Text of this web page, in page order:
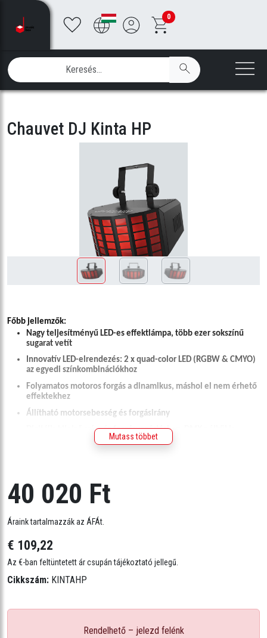
0
Chauvet DJ Kinta HP
Főbb jellemzők:
Nagy teljesítményű LED-es effektlámpa, több ezer sokszínű
sugarat vetít
Innovatív LED-elrendezés: 2 x quad-color LED (RGBW & CMYO)
az egyedi színkombinációkhoz
Folyamatos motoros forgás a dinamikus, máshol el nem érhető
effektekhez
Állítható motorsebesség és forgásirány
Digitális kijelző szín- és forgásvezérléshez, DMX nélkül is
Automata és hangvezérelt programok, master/slave vagy DMX
CHS-40 VIP táskával kompatibilis
DMX csatornák: 3 vagy 12
Fényforrás: 2 db LED (RGBW & CMYO), 10 W, 50 000 óra
élettartam
Strobe frekvencia: 0–20 Hz
Bemeneti feszültség: 100–240 VAC, 50/60 Hz (auto-ranging)
Mutass többet
40 020 Ft
Áraink tartalmazzák az ÁFÁt.
€ 109,22
Az €-ban feltüntetett ár csupán tájékoztató jellegű.
Cikkszám: KINTAHP
Rendelhető – jelezd felénk